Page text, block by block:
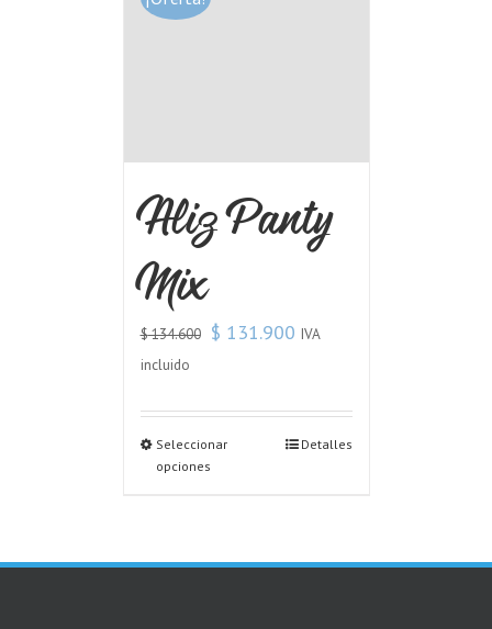
Aliz Panty
Mix
$134.600 $ 131.900 IVA
incluido
Seleccionar
opciones
Detalles